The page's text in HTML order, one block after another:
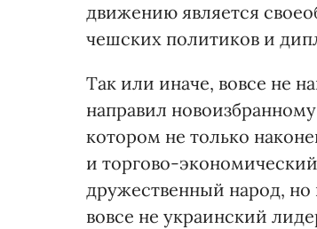
движению является
чешских политиков и
Так или иначе, вовсе не
направил
котором не только
и торгово-
дружественный народ, но
вовсе не украинский